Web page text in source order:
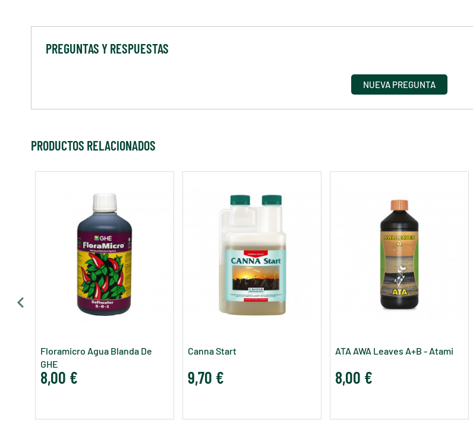
PREGUNTAS Y RESPUESTAS
NUEVA PREGUNTA
PRODUCTOS RELACIONADOS
Floramicro Agua Blanda De
GHE
8,00 €
Canna Start
9,70 €
ATA AWA Leaves A+B - Atami
8,00 €